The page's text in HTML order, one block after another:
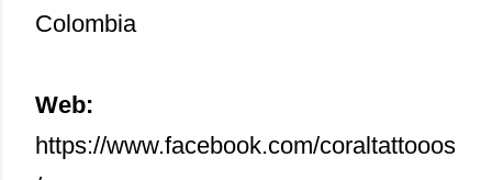
Colombia
Web:
https://www.facebook.com/coraltattooos